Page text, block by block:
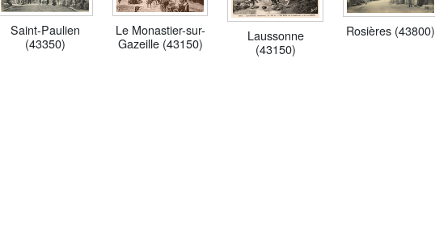
Saint-Paulien
(43350)
Le Monastier-sur-
Gazeille (43150)
Laussonne
(43150)
Rosières (43800)